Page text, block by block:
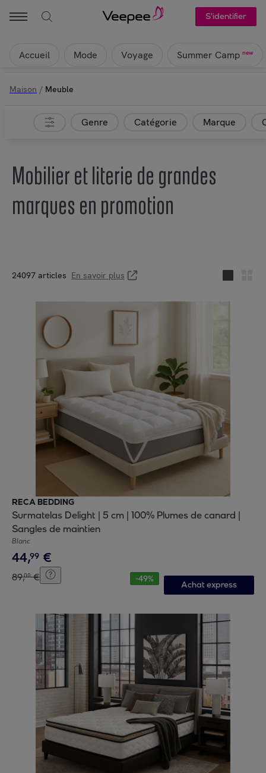
S'identifier
Accueil Mode Voyage Summer Camp new
Maison / Meuble
Genre Catégorie Marque
Mobilier et literie de grandes
marques en promotion
24097 articles En savoir plus
RECA BEDDING
Surmatelas Delight | 5 cm | 100% Plumes de canard |
Sangles de maintien
Blanc
44,99 €
89,00 € -49%
Achat express